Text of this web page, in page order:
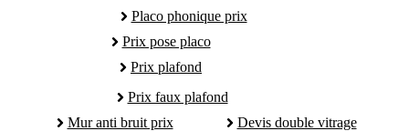
Placo phonique prix
Prix pose placo
Prix plafond
Prix faux plafond
Mur anti bruit prix
Devis double vitrage